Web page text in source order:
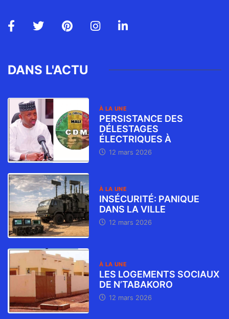
DANS L'ACTU
À LA UNE
PERSISTANCE DES
DÉLESTAGES
ÉLECTRIQUES À
12 mars 2026
À LA UNE
INSÉCURITÉ: PANIQUE
DANS LA VILLE
12 mars 2026
À LA UNE
LES LOGEMENTS SOCIAUX
DE N’TABAKORO
12 mars 2026